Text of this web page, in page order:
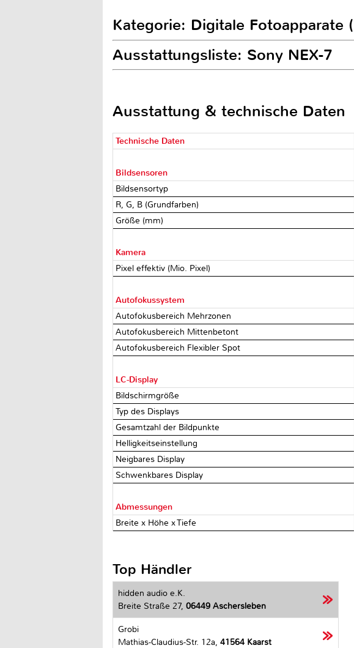
Kategorie: Digitale Fotoapparate
Ausstattungsliste: Sony NEX-7
Ausstattung & technische Daten
Technische Daten
Bildsensoren
Bildsensortyp
R, G, B (Grundfarben)
Größe (mm)
Kamera
Pixel effektiv (Mio. Pixel)
Autofokussystem
Autofokusbereich Mehrzonen
Autofokusbereich Mittenbetont
Autofokusbereich Flexibler Spot
LC-Display
Bildschirmgröße
Typ des Displays
Gesamtzahl der Bildpunkte
Helligkeitseinstellung
Neigbares Display
Schwenkbares Display
Abmessungen
Breite x Höhe x Tiefe
Top Händler
hidden audio e.K.
Breite Straße 27, 06449 Aschersleben
Grobi
Mathias-Claudius-Str. 12a, 41564 Kaarst